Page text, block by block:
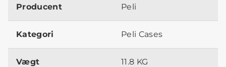
Producent Peli
Kategori Peli Cases
Vægt 11.8 KG